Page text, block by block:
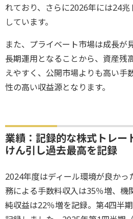
れており、さらに2026年には24
しています。
また、プライベート市場は成長が
長期運用となることから、資産残
えやすく、公開市場よりも高い手
性の高い収益源となります。
業績：記録的な株式トレー
けん引し過去最高を記録
2024年度はディール環境が良か
務による手数料収入は35％増、機
純収益は22％増を記録。第4四半